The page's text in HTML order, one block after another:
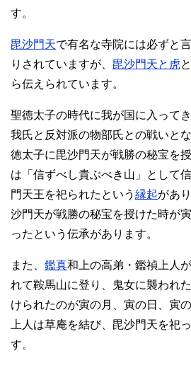
す。
毘沙門天で有名な寺院には必ずと
りされていますが、 毘沙門天と虎
ら伝えられています。
聖徳太子の時代に我が国に入って
我氏と反対派の物部氏との戦いと
徳太子に毘沙門天が戦勝の秘宝を
は「信ずべし貴ぶべき山」として
門天王を祀られたという 縁起があ
沙門天が戦勝の秘宝を授けた時が寅
ったという伝承があります。
また、 鑑真和上の高弟・鑑禎上人
れて鞍馬山に登り、鬼女に襲われ
けられたのが寅の月、寅の日、寅
上人は草庵を結び、毘沙門天を祀
す。